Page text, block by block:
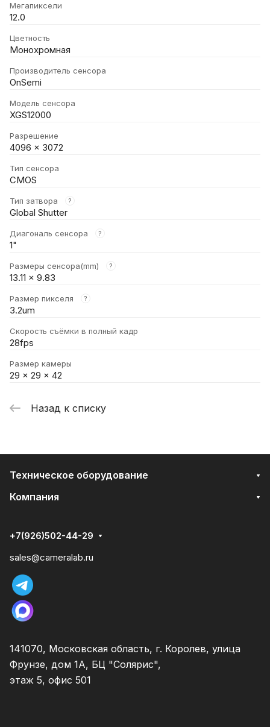
Мегапиксели
12.0
Цветность
Монохромная
Производитель сенсора
OnSemi
Модель сенсора
XGS12000
Разрешение
4096 x 3072
Тип сенсора
CMOS
Тип затвора ?
Global Shutter
Диагональ сенсора ?
1"
Размеры сенсора(mm) ?
13.11 x 9.83
Размер пикселя ?
3.2um
Скорость съёмки в полный кадр
28fps
Размер камеры
29 × 29 × 42
Назад к списку
Техническое оборудование
Компания
+7(926)502-44-29
sales@cameralab.ru
141070, Московская область, г. Королев, улица
Фрунзе, дом 1А, БЦ "Солярис",
этаж 5, офис 501